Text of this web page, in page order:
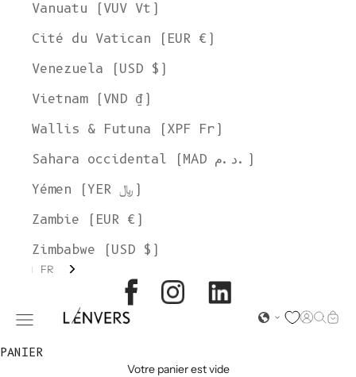
L'ENVERS
Ouvrir le menu de navigation Page
Vanuatu (VUV Vt)
Cité du Vatican (EUR €)
Venezuela (USD $)
Vietnam (VND ₫)
Wallis & Futuna (XPF Fr)
Sahara occidental (MAD د.م.)
Yémen (YER ﷼)
Zambie (EUR €)
Zimbabwe (USD $)
FR
PANIER
Votre panier est vide